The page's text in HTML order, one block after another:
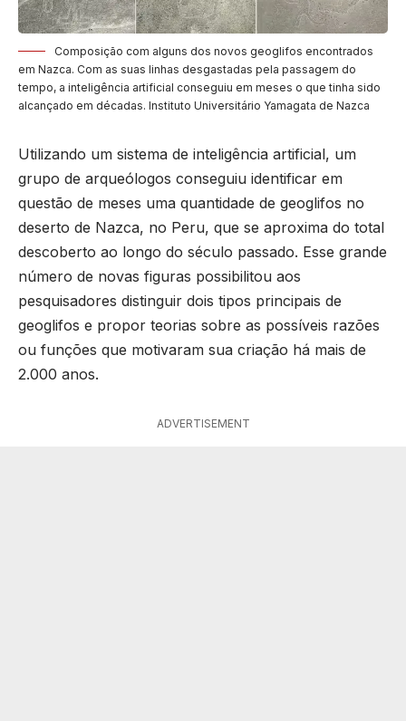
Composição com alguns dos novos geoglifos encontrados
em Nazca. Com as suas linhas desgastadas pela passagem do
tempo, a inteligência artificial conseguiu em meses o que tinha sido
alcançado em décadas. Instituto Universitário Yamagata de Nazca
Utilizando um sistema de inteligência artificial, um
grupo de arqueólogos conseguiu identificar em
questão de meses uma quantidade de geoglifos no
deserto de Nazca, no Peru, que se aproxima do total
descoberto ao longo do século passado. Esse grande
número de novas figuras possibilitou aos
pesquisadores distinguir dois tipos principais de
geoglifos e propor teorias sobre as possíveis razões
ou funções que motivaram sua criação há mais de
2.000 anos.
ADVERTISEMENT